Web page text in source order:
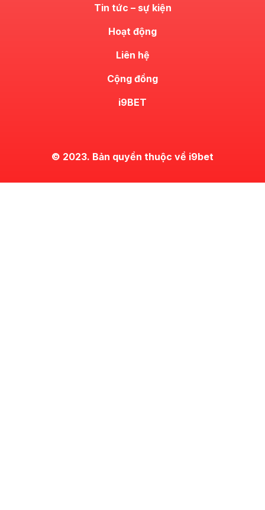
Tin tức – sự kiện
Hoạt động
Liên hệ
Cộng đồng
i9BET
© 2023. Bản quyền thuộc về i9bet